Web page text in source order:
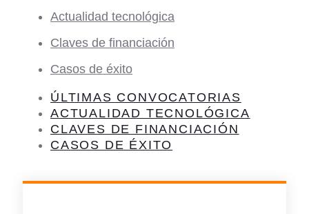
Actualidad tecnológica
Claves de financiación
Casos de éxito
ÚLTIMAS CONVOCATORIAS
ACTUALIDAD TECNOLÓGICA
CLAVES DE FINANCIACIÓN
CASOS DE ÉXITO